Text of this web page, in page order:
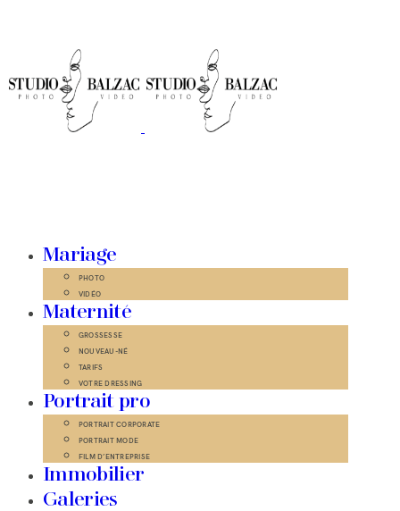
Mariage
PHOTO
VIDÉO
Maternité
GROSSESSE
NOUVEAU-NÉ
TARIFS
VOTRE DRESSING
Portrait pro
PORTRAIT CORPORATE
PORTRAIT MODE
FILM D’ENTREPRISE
Immobilier
Galeries